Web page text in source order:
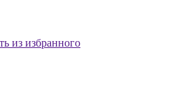
из избранного